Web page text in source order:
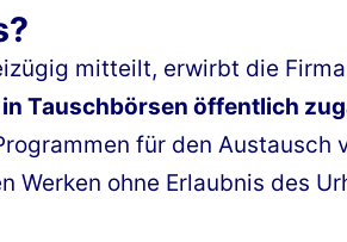
mitteilt, erwirbt die Firma
Tauschbörsen öffentlich
für den Austausch
ohne Erlaubnis des